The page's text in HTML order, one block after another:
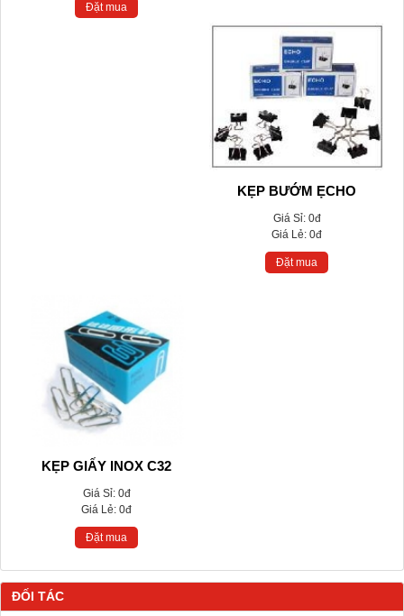
Đặt mua
KẸP BƯỚM ẸCHO
Giá Sỉ: 0đ
Giá Lẻ:0đ
Đặt mua
KẸP GIẤY INOX C32
Giá Sỉ: 0đ
Giá Lẻ:0đ
Đặt mua
ĐỐI TÁC